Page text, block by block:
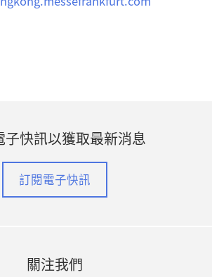
子快訊以獲取最新消息
訂閱電子快訊
關注我們